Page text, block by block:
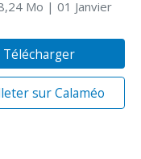
Mo | 01 Janvier
Télécharger
sur Calaméo